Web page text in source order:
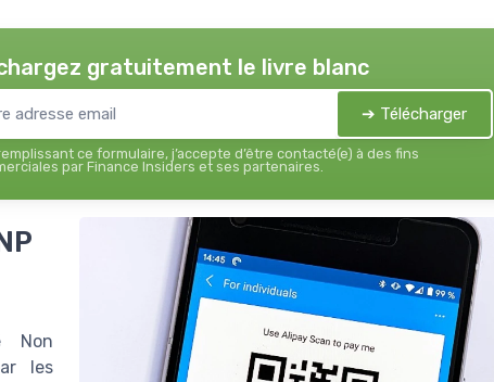
gratuitement le livre blanc
➔ Télécharger
ce formulaire, j’accepte d’être contacté(e) à des fins
par Finance Insiders et ses partenaires.
Non
les